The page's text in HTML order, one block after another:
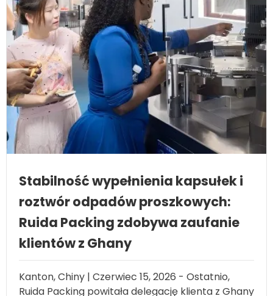
roztwór odpadów proszkowych:
Ruida Packing zdobywa zaufanie
klientów z Ghany
Kanton, Chiny | Czerwiec 15, 2026 - Ostatnio,
Ruida Packing powitała delegację klienta z Ghany
w celu wzięcia udziału w wizycie na miejscu i